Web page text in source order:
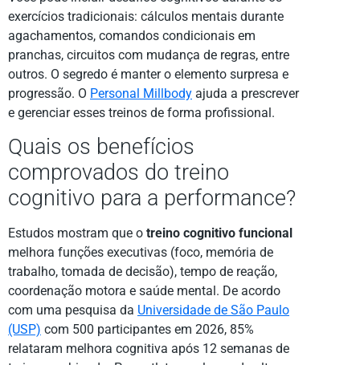
exercícios tradicionais: cálculos mentais durante
agachamentos, comandos condicionais em
pranchas, circuitos com mudança de regras, entre
outros. O segredo é manter o elemento surpresa e
progressão. O Personal Millbody ajuda a prescrever
e gerenciar esses treinos de forma profissional.
Quais os benefícios
comprovados do treino
cognitivo para a performance?
Estudos mostram que o treino cognitivo funcional
melhora funções executivas (foco, memória de
trabalho, tomada de decisão), tempo de reação,
coordenação motora e saúde mental. De acordo
com uma pesquisa da Universidade de São Paulo
(USP) com 500 participantes em 2026, 85%
relataram melhora cognitiva após 12 semanas de